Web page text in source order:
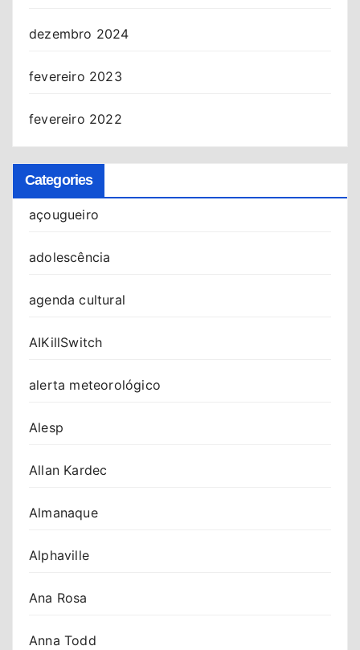
dezembro 2024
fevereiro 2023
fevereiro 2022
Categories
açougueiro
adolescência
agenda cultural
AIKillSwitch
alerta meteorológico
Alesp
Allan Kardec
Almanaque
Alphaville
Ana Rosa
Anna Todd